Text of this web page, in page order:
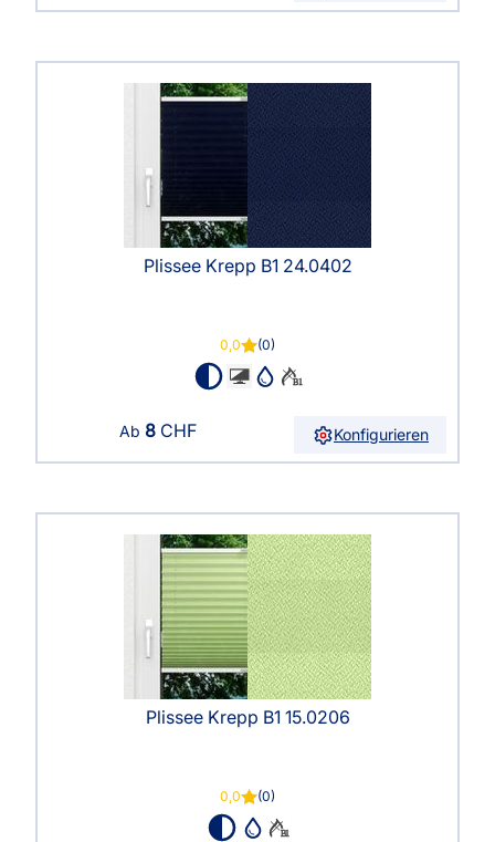
Plissee Krepp B1 24.0402
0,0 (0)
Ab 8 CHF Konfigurieren
Plissee Krepp B1 15.0206
0,0 (0)